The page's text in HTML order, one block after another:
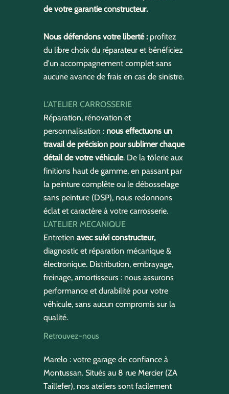
de votre garantie constructeur.
Nous défendons votre liberté : profitez
du libre choix du réparateur et bénéficiez
d'un accompagnement complet sans
aucune avance de frais en cas de sinistre.
L'ATELIER CARROSSERIE
Réparation, rénovation et
personnalisation : nous effectuons un
travail de précision pour sublimer chaque
détail de votre véhicule. De la tôlerie aux
finitions haut de gamme, en passant par
la peinture complète ou le débosselage
sans peinture (DSP), nous redonnons
éclat et caractère à votre carrosserie.
L'ATELIER MECANIQUE
Entretien avec suivi constructeur,
diagnostic et réparation mécanique &
électronique. Distribution, embrayage,
freinage, amortisseurs : nous assurons
performance et durabilité pour votre
véhicule, sans aucun compromis sur la
qualité.
Retrouvez-nous
Marelo : votre garage de confiance à
Montussan. Situés au 8 rue Mercier (ZA
Taillefer), nos ateliers sont facilement